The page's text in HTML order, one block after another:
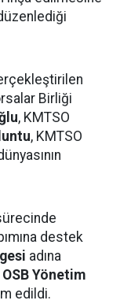
Birliği
, KMTSO
, KMTSO
destek
adına
Yönetim
edildi.